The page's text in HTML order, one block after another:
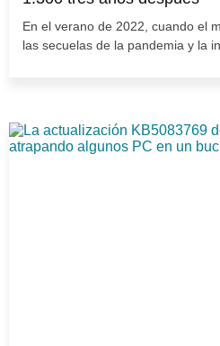
En el verano de 2022, cuando el
las secuelas de la pandemia y la